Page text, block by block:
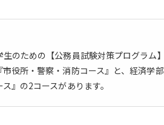
のための【公務員試験対策プログラム】
役所・警察・消防コース』と、経済学部
』の2コースがあります。